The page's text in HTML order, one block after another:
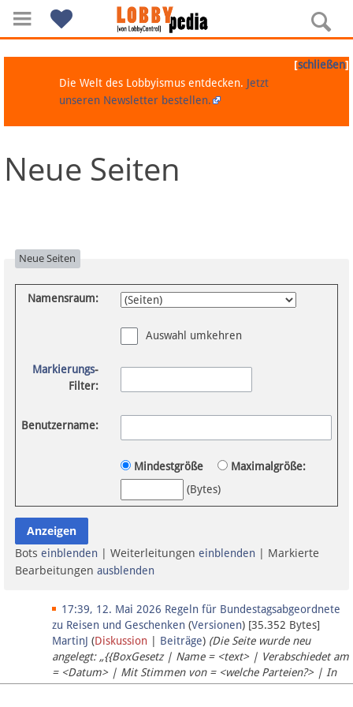
Navigation
Inhalt A-Z
Artikel nach Kategorien
Spenden
Newsletter
Bluesky
Facebook
Instagram
[schließen]
Die Welt des Lobbyismus entdecken. Jetzt
unseren Newsletter bestellen.
Neue Seiten
Neue Seiten
Namensraum:
Auswahl umkehren
Markierungs-
Filter:
Benutzername:
Mindestgröße
Maximalgröße:
(Bytes)
Bots einblenden | Weiterleitungen einblenden | Markierte
Bearbeitungen ausblenden
17:39, 12. Mai 2026 Regeln für Bundestagsabgeordnete
zu Reisen und Geschenken (Versionen) [35.352 Bytes]
MartinJ (Diskussion Beiträge) (Die Seite wurde neu
angelegt: „{{BoxGesetz | Name = <text> | Verabschiedet am
= <Datum> | Mit Stimmen von = <welche Parteien?> | In
Kraft getreten = <Datum> | Gesetzestext im Net…“)